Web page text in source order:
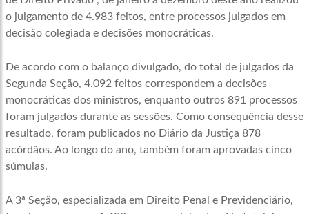
o julgamento de 4.983 feitos, entre processos julgados em
decisão colegiada e decisões monocráticas.
De acordo com o balanço divulgado, do total de julgados da
Segunda Seção, 4.092 feitos correspondem a decisões
monocráticas dos ministros, enquanto outros 891 processos
foram julgados durante as sessões. Como consequência desse
resultado, foram publicados no Diário da Justiça 878
acórdãos. Ao longo do ano, também foram aprovadas cinco
súmulas.
A 3ª Seção, especializada em Direito Penal e Previdenciário,